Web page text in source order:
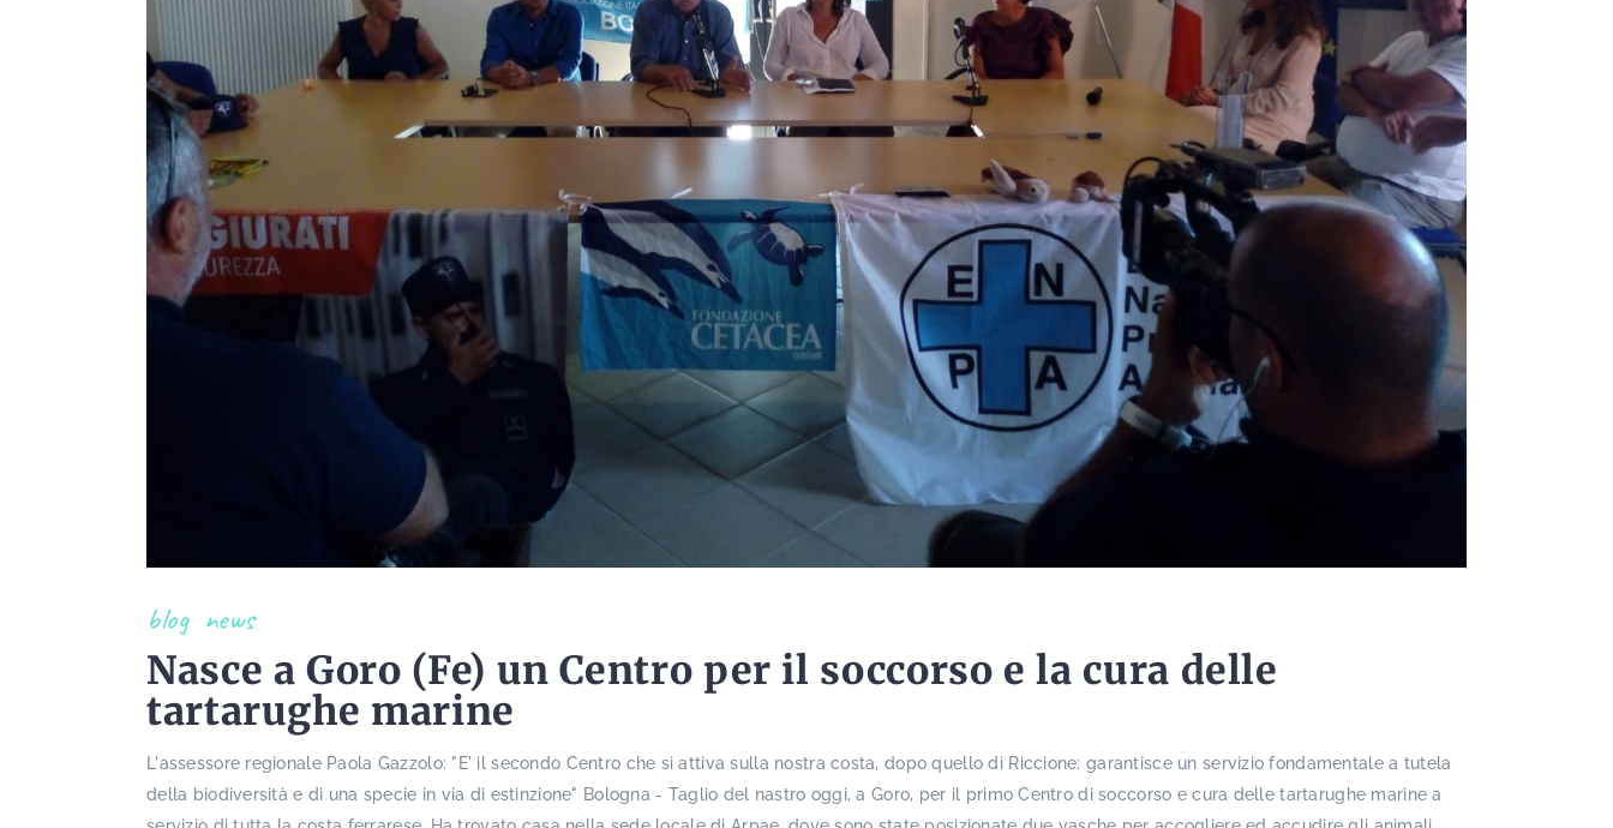
blog news
Nasce a Goro (Fe) un Centro per il soccorso e la cura delle
tartarughe marine
L'assessore regionale Paola Gazzolo: "E' il secondo Centro che si attiva sulla nostra costa, dopo quello di Riccione: garantisce un servizio fondamentale a tutela
della biodiversità e di una specie in via di estinzione" Bologna - Taglio del nastro oggi, a Goro, per il primo Centro di soccorso e cura delle tartarughe marine a